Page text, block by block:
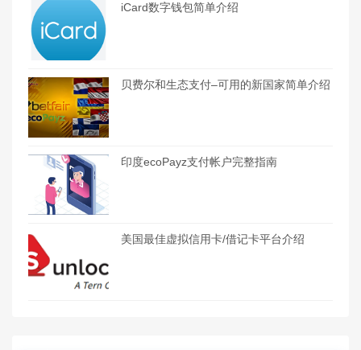
iCard数字钱包简单介绍
贝费尔和生态支付–可用的新国家简单介绍
印度ecoPayz支付帐户完整指南
美国最佳虚拟信用卡/借记卡平台介绍